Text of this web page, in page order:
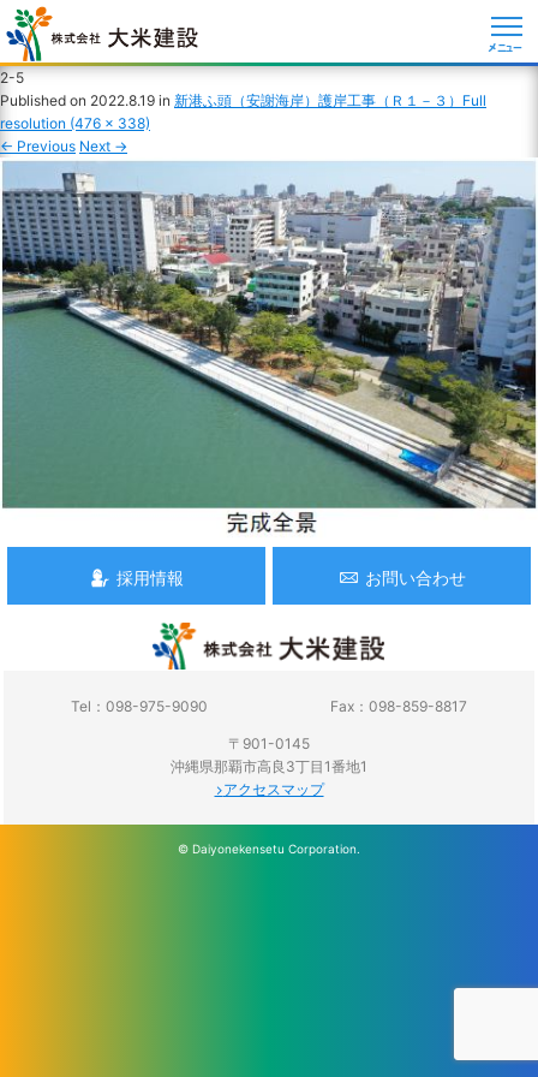
メニュー
2-5
Published on 2022.8.19 in 新港ふ頭（安謝海岸）護岸工事（Ｒ１－３） Full
resolution (476 × 338)
← Previous Next →
採用情報 お問い合わせ
Tel：098-975-9090 Fax：098-859-8817
〒901-0145
沖縄県那覇市高良3丁目1番地1
アクセスマップ
© Daiyonekensetu Corporation.